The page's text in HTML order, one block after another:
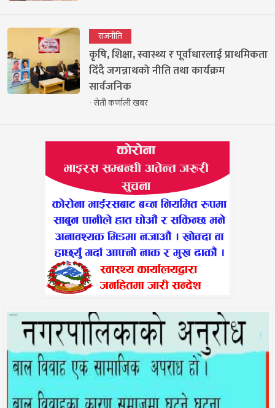
राजनीति
कृषि, शिक्षा, स्वास्थ्य र पूर्वाधारलाई प्राथमिकता
दिँदै जगन्नाथको नीति तथा कार्यक्रम
सार्वजनिक
- सेती कर्णाली खबर